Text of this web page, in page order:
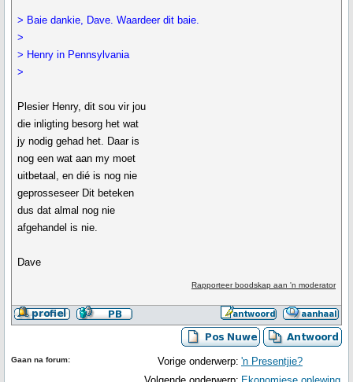
> Baie dankie, Dave. Waardeer dit baie.
>
> Henry in Pennsylvania
>
Plesier Henry, dit sou vir jou
die inligting besorg het wat
jy nodig gehad het. Daar is
nog een wat aan my moet
uitbetaal, en dié is nog nie
geprosseseer Dit beteken
dus dat almal nog nie
afgehandel is nie.
Dave
Rapporteer boodskap aan 'n moderator
Vorige onderwerp: 'n Presentjie?
Gaan na forum: